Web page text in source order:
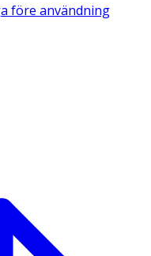
före användning